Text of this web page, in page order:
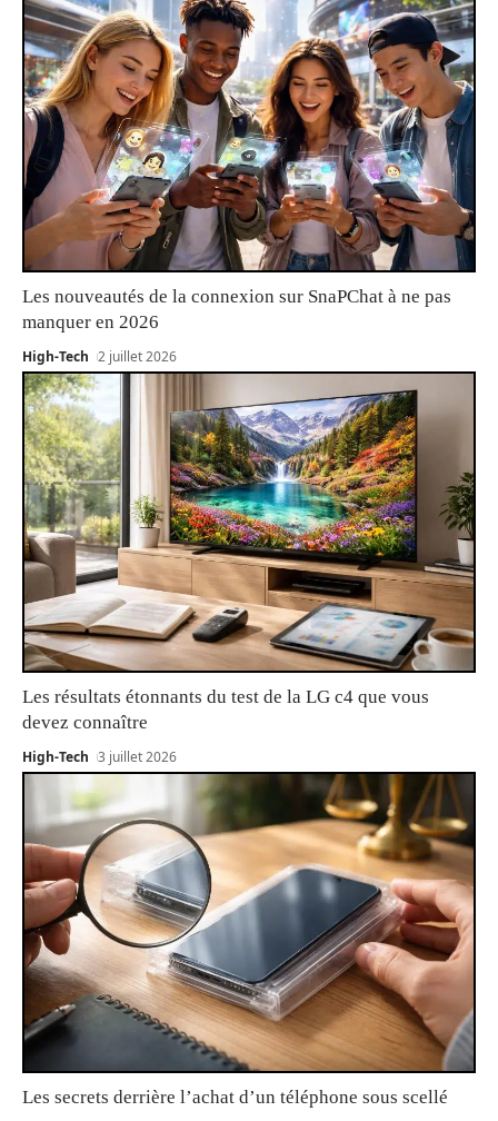
Les nouveautés de la connexion sur SnaPChat à ne pas
manquer en 2026
High-Tech 2 juillet 2026
Les résultats étonnants du test de la LG c4 que vous
devez connaître
High-Tech 3 juillet 2026
Les secrets derrière l’achat d’un téléphone sous scellé